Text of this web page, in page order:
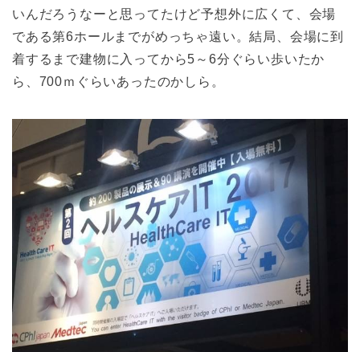
いんだろうなーと思ってたけど予想外に広くて、会場
である第6ホールまでがめっちゃ遠い。結局、会場に到
着するまで建物に入ってから5～6分ぐらい歩いたか
ら、700ｍぐらいあったのかしら。